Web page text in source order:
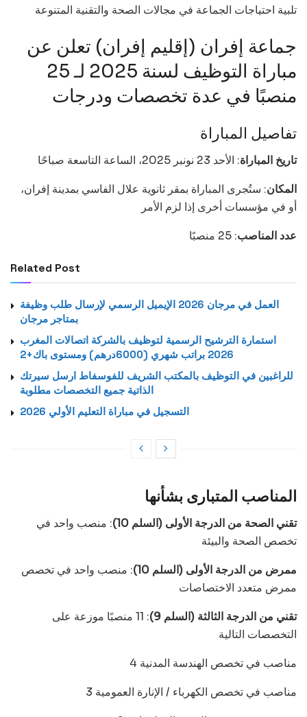
تلبية احتياجات الجماعة في مجالات الصحة والتقنية المتنوعة
جماعة إفران (إقليم إفران) تعلن عن
مباراة التوظيف لسنة 2025 لـ 25
منصبًا في عدة تخصصات ودرجات
تفاصيل المباراة
تاريخ المباراة: الأحد 23 نونبر 2025، الساعة التاسعة صباحًا
المكان: ستُجرى المباراة بمقر ثانوية علال الفاسي بمدينة إفران،
أو في مؤسسات أخرى إذا لزم الأمر
عدد المناصب: 25 منصبًا
Related Post
العمل في مرجان 2026 الإيميل الرسمي لإرسال طلب وظيفة
بمتاجر مرجان
استمارة الترشيح الرسمية لتوظيف بالشركة اتصالات المغرب
2026 براتب شهري (6000درهم) ومستوى باك+2
للراغبين في التوظيف بالمكتب الشريف للفوسفاط ارسل سيرتك
الذاتية جميع التخصصات مطلوبة
التسجيل في مباراة التعليم الأولي 2026
المناصب المتبارى بشأنها
تقني الصحة من الدرجة الأولى (السلم 10)
: منصب واحد في
تخصص الصحة والبيئة
ممرض من الدرجة الأولى (السلم 10)
: منصب واحد في تخصص
ممرض متعدد الاختصاصات
تقني من الدرجة الثالثة (السلم 9)
: 11 منصبًا موزعة على
التخصصات التالية
4 مناصب في تخصص الهندسة المدنية
3 مناصب في تخصص الكهرباء / الإنارة العمومية